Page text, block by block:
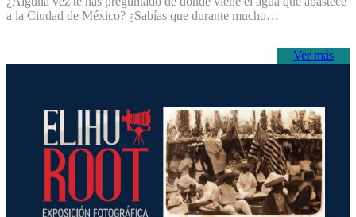
a la Ciudad de México? ¿Sabías que durante mucho…
Ver más